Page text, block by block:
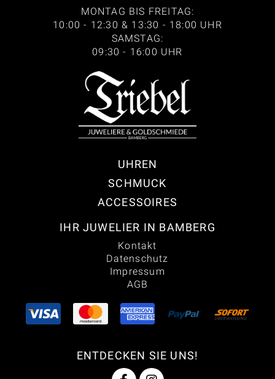
MONTAG BIS FREITAG:
10:00 - 12:30 & 13:30 - 18:00 UHR
SAMSTAG:
09:30 - 16:00 UHR
UHREN
SCHMUCK
ACCESSOIRES
IHR JUWELIER IN BAMBERG
Kontakt
Datenschutz
Impressum
AGB
ENTDECKEN SIE UNS!